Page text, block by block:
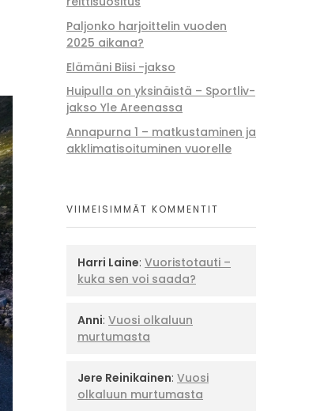
Paljonko harjoittelin vuoden
2025 aikana?
Elämäni Biisi -jakso
Huipulla on yksinäistä – Sportliv-
jakso Yle Areenassa
Annapurna 1 – matkustaminen ja
akklimatisoituminen vuorelle
VIIMEISIMMÄT KOMMENTIT
Harri Laine: Vuoristotauti –
kuka sen voi saada?
Anni: Vuosi olkaluun
murtumasta
Jere Reinikainen: Vuosi
olkaluun murtumasta